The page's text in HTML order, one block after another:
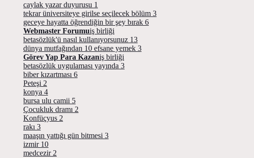
caylak yazar duyurusu 1
tekrar üniversiteye girilse seçilecek bölüm 3
geceye hayatta öğrendiğin bir şey bırak 6
Webmaster Forumuiş birliği
betasözlük'ü nasıl kullanıyorsunuz 13
dünya mutfağından 10 efsane yemek 3
Görev Yap Para Kazaniş birliği
betasözlük uygulaması yayında 3
biber kızartması 6
Peteşi 2
konya 4
bursa ulu camii 5
Çocukluk dramı 2
Konfüçyus 2
rakı 3
maaşın yattığı gün bitmesi 3
izmir 10
medcezir 2